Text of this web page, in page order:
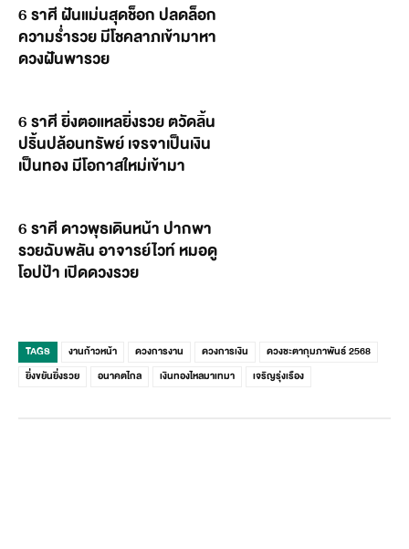
6 ราศี ฝันแม่นสุดช็อก ปลดล็อก
ความร่ำรวย มีโชคลาภเข้ามาหา
ดวงฝันพารวย
6 ราศี ยิ่งตอแหลยิ่งรวย ตวัดลิ้น
ปริ้นปล้อนทรัพย์ เจรจาเป็นเงิน
เป็นทอง มีโอกาสใหม่เข้ามา
6 ราศี ดาวพุธเดินหน้า ปากพา
รวยฉับพลัน อาจารย์ไวท์ หมอดู
โอปป้า เปิดดวงรวย
TAGS งานก้าวหน้า ดวงการงาน ดวงการเงิน
ดวงชะตากุมภาพันธ์ 2568
ยิ่งขยันยิ่งรวย
อนาคตไกล เงินทองไหลมาเทมา เจริญรุ่งเรือง